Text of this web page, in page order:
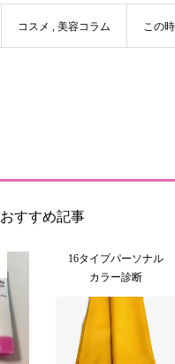
コスメ 美容コラム この
おすすめ記事
16タイプパーソナル
カラー診断